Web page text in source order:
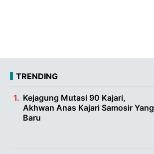
TRENDING
Kejagung Mutasi 90 Kajari,
Akhwan Anas Kajari Samosir Yang
Baru